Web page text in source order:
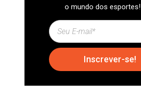
o mundo dos esportes!
Inscrever-se!